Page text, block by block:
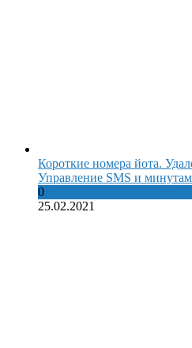
Короткие номера йота.
Управление SMS и
0
25.02.2021